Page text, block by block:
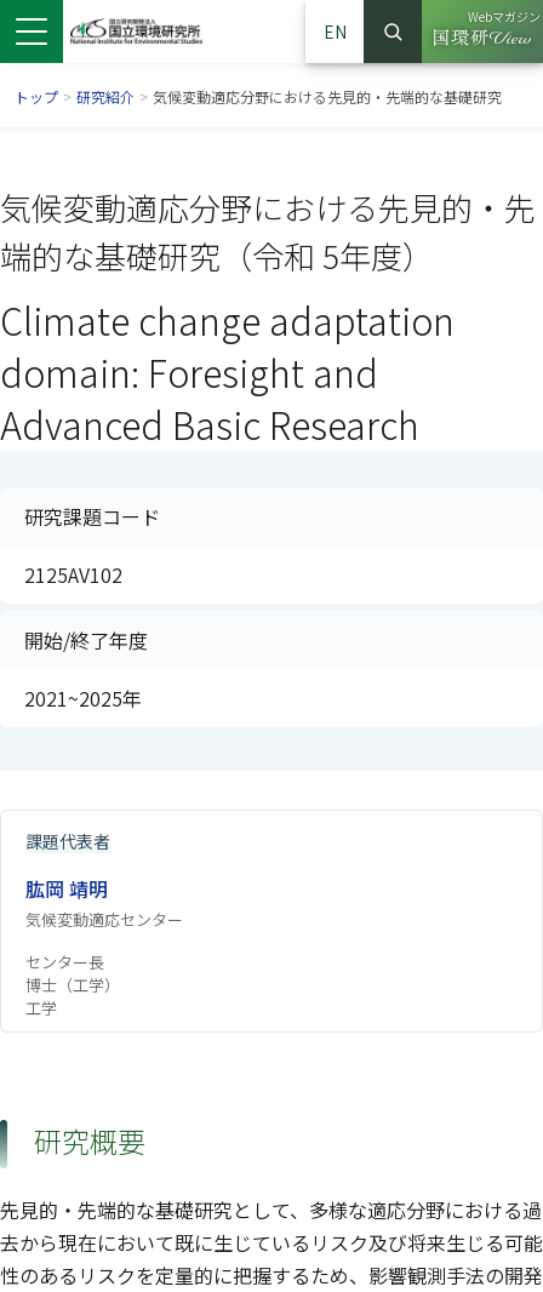
ドウで開きます）
ンドウで開きます）
ウインドウで開きます）
EN
サイト内検索
検索
Webマガジン
（別ウイ
トップ > 研究紹介 > 気候変動適応分野における先見的・先端的な基礎研究
気候変動適応分野における先見的・先
端的な基礎研究（令和 5年度）
Climate change adaptation
domain: Foresight and
Advanced Basic Research
研究課題コード
2125AV102
開始/終了年度
2021~2025年
課題代表者
肱岡 靖明
気候変動適応センター
センター長
博士（工学）
工学
研究概要
先見的・先端的な基礎研究として、多様な適応分野における過
去から現在において既に生じているリスク及び将来生じる可能
性のあるリスクを定量的に把握するため、影響観測手法の開発